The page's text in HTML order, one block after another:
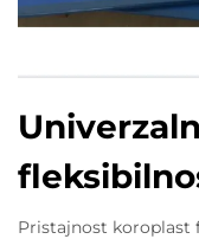
Pristaјnost